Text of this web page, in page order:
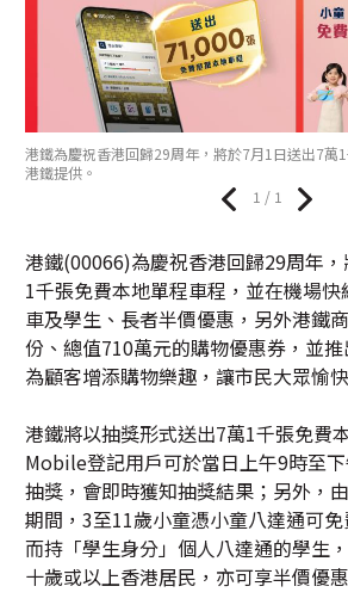
港鐵為慶祝香港回歸29周年，將於7月1日送出7萬
港鐵提供。
1 / 1
港鐵(00066)為慶祝香港回歸29周年
1千張免費本地單程車程，並在機場
車及學生、長者半價優惠，另外港鐵
份、總值710萬元的購物優惠券，並推
為顧客增添購物樂趣，讓市民大眾愉
港鐵將以抽獎形式送出7萬1千張免費
Mobile登記用戶可於當日上午9時至
抽獎，會即時獲知抽獎結果；另外，
期間，3至11歲小童憑小童八達通可免
而持「學生身分」個人八達通的學生
十歲或以上香港居民，亦可享半價優